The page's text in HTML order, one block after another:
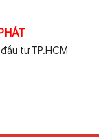
tư TP.HCM